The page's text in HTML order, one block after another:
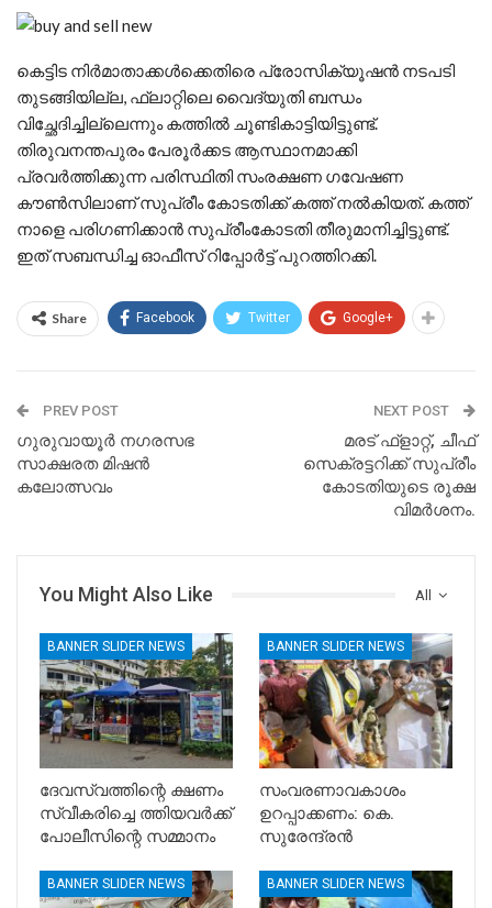
കെട്ടിട നിർമാതാക്കൾക്കെതിരെ പ്രോസിക്യൂഷൻ നടപടി
തുടങ്ങിയില്ല, ഫ്ലാറ്റിലെ വൈദ്യുതി ബന്ധം
വിച്ഛേദിച്ചില്ലെന്നും കത്തില്‍ ചൂണ്ടികാട്ടിയിട്ടുണ്ട്.
തിരുവനന്തപുരം പേരൂർക്കട ആസ്ഥാനമാക്കി
പ്രവർത്തിക്കുന്ന പരിസ്ഥിതി സംരക്ഷണ ഗവേഷണ
കൗൺസിലാണ് സുപ്രീം കോടതിക്ക് കത്ത് നല്‍കിയത്. കത്ത്
നാളെ പരിഗണിക്കാൻ സുപ്രീംകോടതി തീരുമാനിച്ചിട്ടുണ്ട്.
ഇത് സബന്ധിച്ച ഓഫീസ് റിപ്പോർട്ട് പുറത്തിറക്കി.
Share Facebook Twitter Google+
PREV POST
ഗുരുവായൂർ നഗരസഭ
സാക്ഷരത മിഷൻ
കലോത്സവം
NEXT POST
മരട് ഫ്‌ളാറ്റ്, ചീഫ്
സെക്രട്ടറിക്ക് സുപ്രീം
കോടതിയുടെ രൂക്ഷ
വിമര്‍ശനം.
All
You Might Also Like
BANNER SLIDER NEWS
ദേവസ്വത്തിന്റെ ക്ഷണം
സ്വീകരിച്ചെ ത്തിയവർക്ക്
പോലീസിന്റെ സമ്മാനം
BANNER SLIDER NEWS
സംവരണാവകാശം
ഉറപ്പാക്കണം: കെ.
സുരേന്ദ്രൻ
BANNER SLIDER NEWS BANNER SLIDER NEWS